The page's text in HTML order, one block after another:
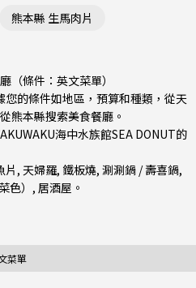
熊本縣 生馬肉片
（條件：英文菜單）
您的條件如地區，預算和種類，從天
熊本縣搜索美食餐廳。
海中水族館SEA DONUT的
片, 天婦羅, 鐵板燒, 涮涮鍋 / 壽喜鍋,
） , 居酒屋 。
菜單